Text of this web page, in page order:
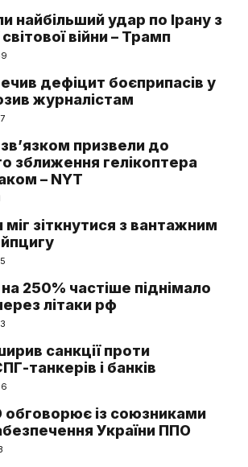
найбільший удар по Ірану з
війни – Трамп
дефіцит боєприпасів у
журналістам
призвели до
зближення гелікоптера
– NYT
зіткнутися з вантажним
250% частіше піднімало
літаки рф
санкції проти
танкерів і банків
із союзниками
України ППО